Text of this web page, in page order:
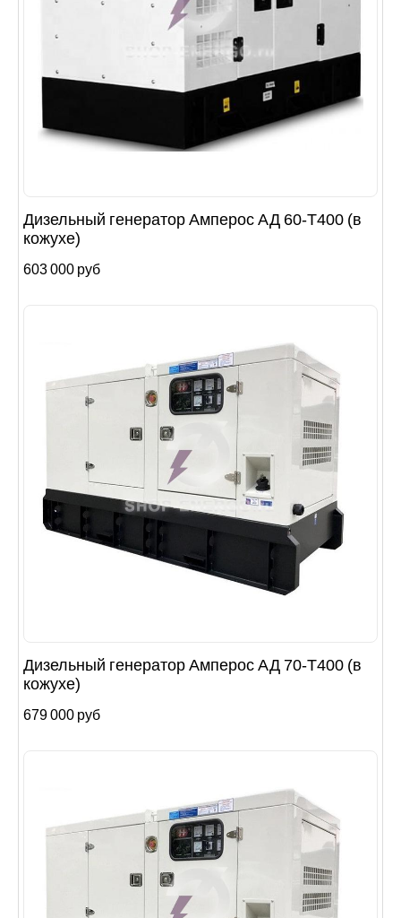
Дизельный генератор Амперос АД 60-Т400 (в
кожухе)
603 000 руб
Дизельный генератор Амперос АД 70-Т400 (в
кожухе)
679 000 руб